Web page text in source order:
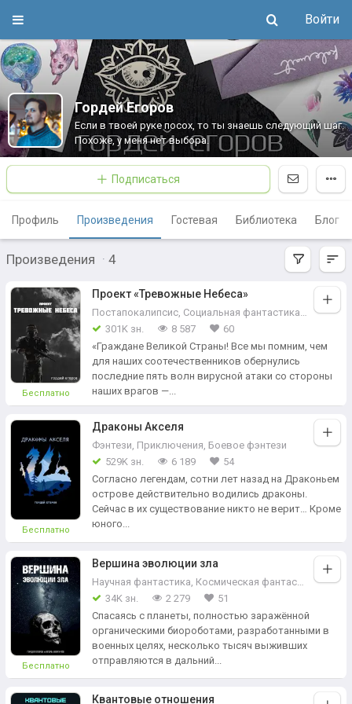
Войти
Гордей Егоров
Если в твоей руке посох, то ты знаешь следующий шаг.
Похоже, у меня нет выбора.
Подписаться
Профиль Произведения Гостевая Библиотека Блог
Произведения · 4
Бесплатно
Проект «Тревожные Небеса»
Постапокалипсис, Социальная фантастика,
301K зн.
8 587
60
«Граждане Великой Страны! Все мы помним, чем
для наших соотечественников обернулись
последние пять волн вирусной атаки со стороны
наших врагов —...
Бесплатно
Драконы Акселя
Фэнтези Приключения Боевое фэнтези
529K зн.
6 189
54
Согласно легендам, сотни лет назад на Драконьем
острове действительно водились драконы.
Сейчас в их существование никто не верит… Кроме
юного...
Бесплатно
Вершина эволюции зла
Научная фантастика, Космическая фантастика ,
34K зн.
2 279
51
Спасаясь с планеты, полностью заражённой
органическими биороботами, разработанными в
военных целях, несколько тысяч выживших
отправляются в дальний...
Квантовые отношения